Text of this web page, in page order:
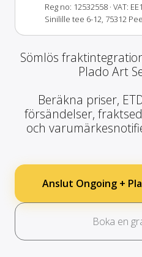
Reg no: 12532558 · VAT:
Sinilille tee 6-12, 75312
Sömlös
Plado Art
Beräkna priser,
försändelser,
och
Anslut Ongoing +
Boka en